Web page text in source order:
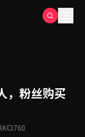
，粉丝购买
760